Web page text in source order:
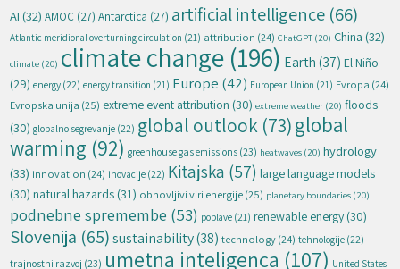
AI (32) AMOC (27) Antarctica (27) artificial intelligence (66)
Atlantic meridional overturning circulation (21) attribution (24) ChatGPT (20) China (32)
climate (20) climate change (196) Earth (37) El Niño
(29) energy (22) energy transition (21) Europe (42) European Union (21) Evropa (24)
Evropska unija (25) extreme event attribution (30) extreme weather (20) floods
(30) globalno segrevanje (22) global outlook (73)global
warming (92) greenhouse gas emissions (23) heatwaves (20) hydrology
(33) innovation (24) inovacije (22) Kitajska (57) large language models
(30) natural hazards (31) obnovljivi viri energije(25) planetary boundaries (20)
podnebne spremembe (53) poplave (21) renewable energy (30)
Slovenija (65) sustainability(38) technology(24) tehnologije (22)
trajnostni razvoj (23) umetna inteligenca (107) United States